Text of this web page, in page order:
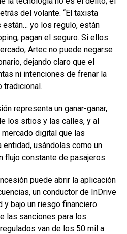
del volante. “El taxista
están… yo los regulo, están
pagan el seguro. Si ellos
Artec no puede negarse
dejando claro que el
ni intenciones de frenar la
tradicional.
representa un ganar-ganar,
los sitios y las calles, y al
digital que las
usándolas como un
flujo constante de pasajeros.
puede abrir la aplicación
un conductor de InDrive
y bajo un riesgo financiero
las sanciones para los
van de los 50 mil a